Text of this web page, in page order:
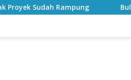
Bulan Kemerdekaan, Bupati